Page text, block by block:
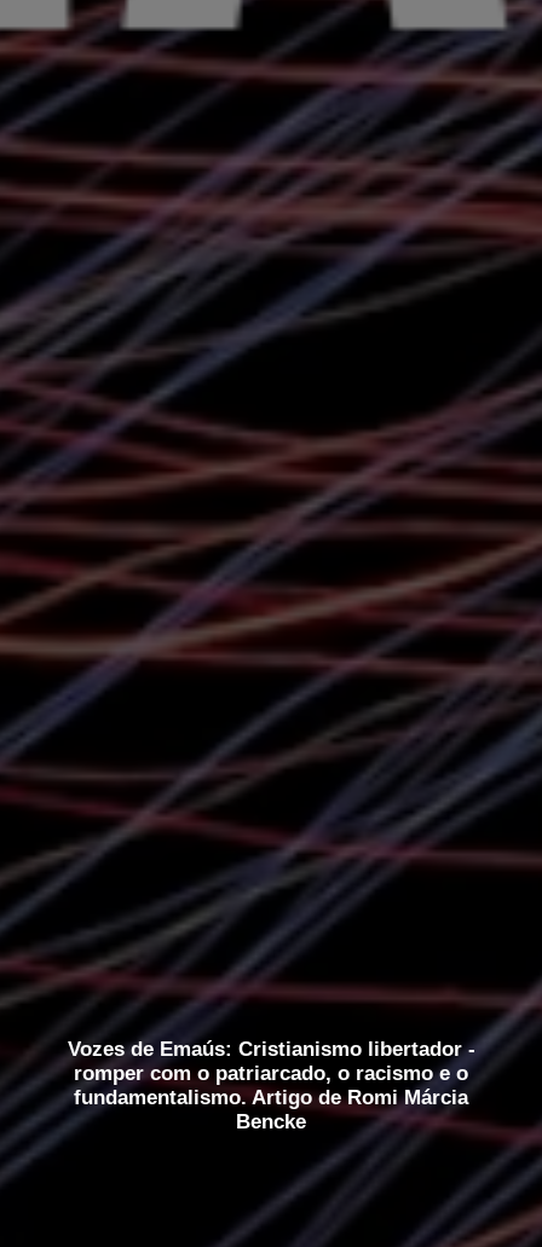
Vozes de Emaús: Cristianismo libertador -
romper com o patriarcado, o racismo e o
fundamentalismo. Artigo de Romi Márcia
Bencke